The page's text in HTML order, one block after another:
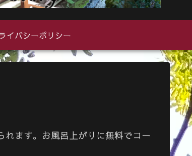
イバシーポリシー
ます。お風呂上がりに無料でコー